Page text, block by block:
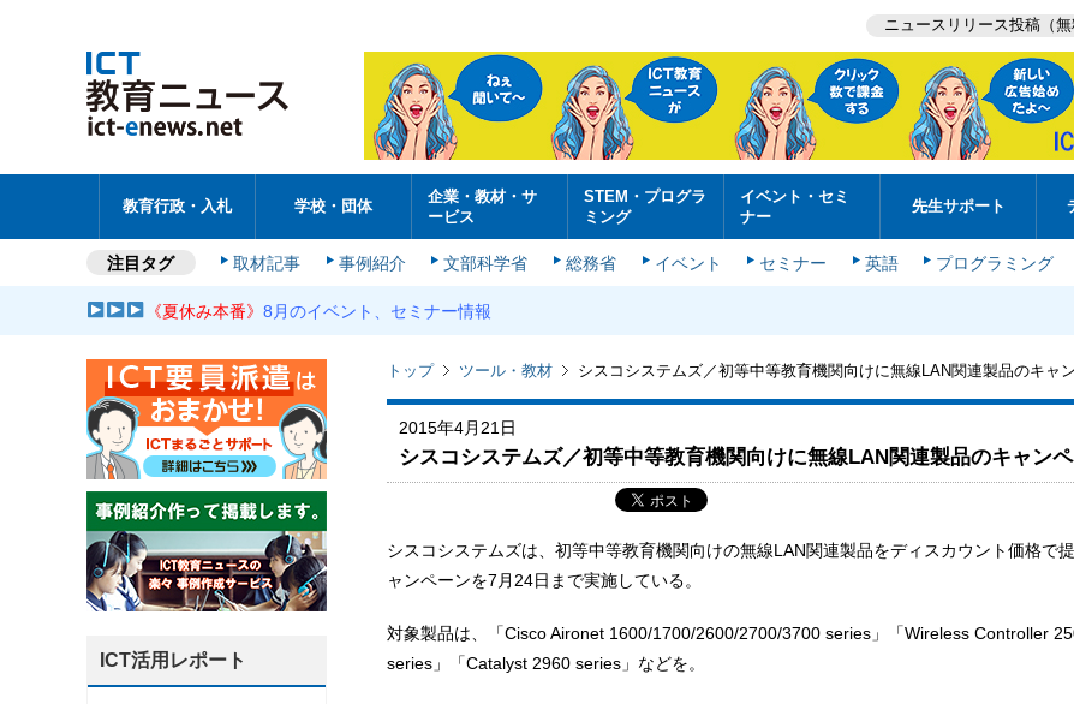
ニュースリリース投稿（無
教育行政・入札 学校・団体
企業・教材・サ
ービス
STEM・プログラ
ミング
イベント・セミ
ナー
先生サポート
注目タグ 取材記事 事例紹介 文部科学省 総務省 イベント セミナー 英語 プログラミング
《夏休み本番》8月のイベント、セミナー情報
トップ ツール・教材 シスコシステムズ／初等中等教育機関向けに無線LAN関連製品のキャ
2015年4月21日
シスコシステムズ／初等中等教育機関向けに無線LAN関連製品のキャン
シスコシステムズは、初等中等教育機関向けの無線LAN関連製品をディスカウント価格で
ャンペーンを7月24日まで実施している。
対象製品は、「Cisco Aironet 1600/1700/2600/2700/3700 series」「Wireless Controller
series」「Catalyst 2960 series」などを。
ICT活用レポート